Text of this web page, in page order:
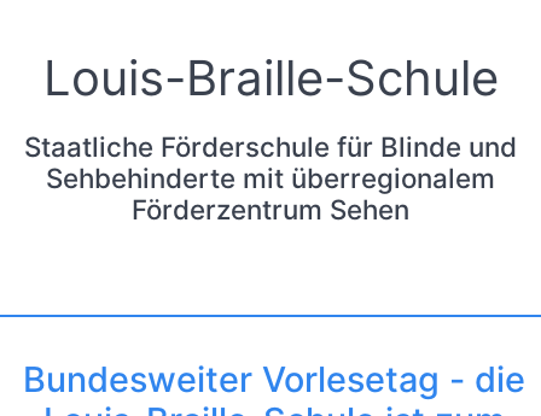
Louis-Braille-Schule
Staatliche Förderschule für Blinde und
Sehbehinderte mit überregionalem
Förderzentrum Sehen
Bundesweiter Vorlesetag - die